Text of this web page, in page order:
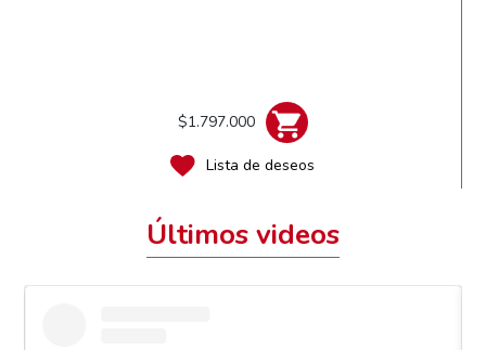
$1.797.000
Lista de deseos
Últimos videos